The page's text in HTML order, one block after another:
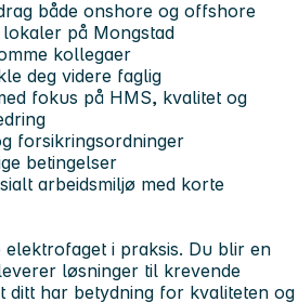
både onshore og offshore
på Mongstad
kollegaer
deg videre faglig
fokus på HMS, kvalitet og
forsikringsordninger
betingelser
arbeidsmiljø med korte
i praksis. Du blir en
løsninger til krevende
ditt har betydning for kvaliteten og